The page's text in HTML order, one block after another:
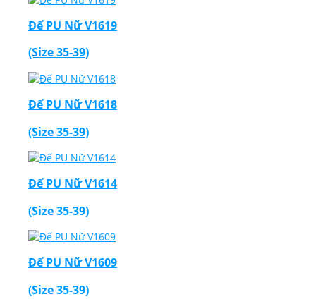
Đế PU Nữ V1619
(Size 35-39)
Đế PU Nữ V1618
(Size 35-39)
Đế PU Nữ V1614
(Size 35-39)
Đế PU Nữ V1609
(Size 35-39)